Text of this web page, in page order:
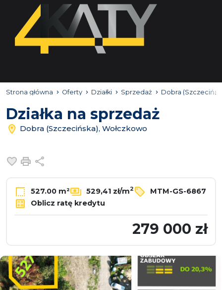
Strona główna Oferty Działki Sprzedaż Dobra
Działka na sprzedaż
Dobra (Szczecińska), Wołczkowo
Dodaj do ulubionych
Drukuj
527.00 m² 529,41 zł/m2
MTM-GS-6867
Oblicz ratę kredytu
279 000 zł